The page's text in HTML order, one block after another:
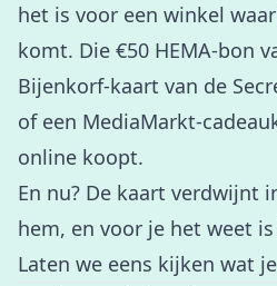
het is voor een winkel
komt. Die €50 HEMA-bon
Bijenkorf-kaart van de
of een MediaMarkt-
online koopt.
En nu? De kaart verdwijnt
hem, en voor je het weet
Laten we eens kijken wat